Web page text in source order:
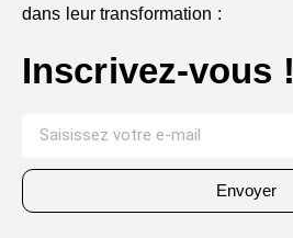
dans leur transformation :
Inscrivez-vous !
Envoyer